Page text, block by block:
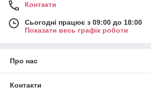
Контакти
Сьогодні працює з 09:00 до 18:00
Показати весь графік роботи
Про нас
Контакти